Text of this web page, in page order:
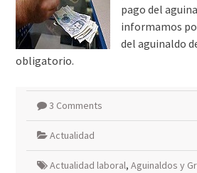
pago del
informamos
del aguinaldo
obligatorio.
3 Comments
Actualidad
Actualidad laboral, Aguinaldos y